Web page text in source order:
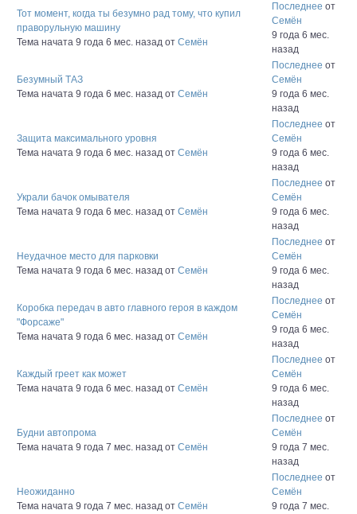
Тот момент, когда ты безумно рад тому, что купил
праворульную машину
Тема начата 9 года 6 мес. назад от Семён
Последнее от
Семён
9 года 6 мес.
назад
Безумный ТАЗ
Тема начата 9 года 6 мес. назад от Семён
Последнее от
Семён
9 года 6 мес.
назад
Защита максимального уровня
Тема начата 9 года 6 мес. назад от Семён
Последнее от
Семён
9 года 6 мес.
назад
Украли бачок омывателя
Тема начата 9 года 6 мес. назад от Семён
Последнее от
Семён
9 года 6 мес.
назад
Неудачное место для парковки
Тема начата 9 года 6 мес. назад от Семён
Последнее от
Семён
9 года 6 мес.
назад
Коробка передач в авто главного героя в каждом
"Форсаже"
Тема начата 9 года 6 мес. назад от Семён
Последнее от
Семён
9 года 6 мес.
назад
Каждый греет как может
Тема начата 9 года 6 мес. назад от Семён
Последнее от
Семён
9 года 6 мес.
назад
Будни автопрома
Тема начата 9 года 7 мес. назад от Семён
Последнее от
Семён
9 года 7 мес.
назад
Неожиданно
Тема начата 9 года 7 мес. назад от Семён
Последнее от
Семён
9 года 7 мес.